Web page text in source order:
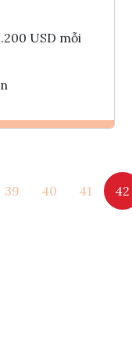
USD mỗi
39 40 41 42